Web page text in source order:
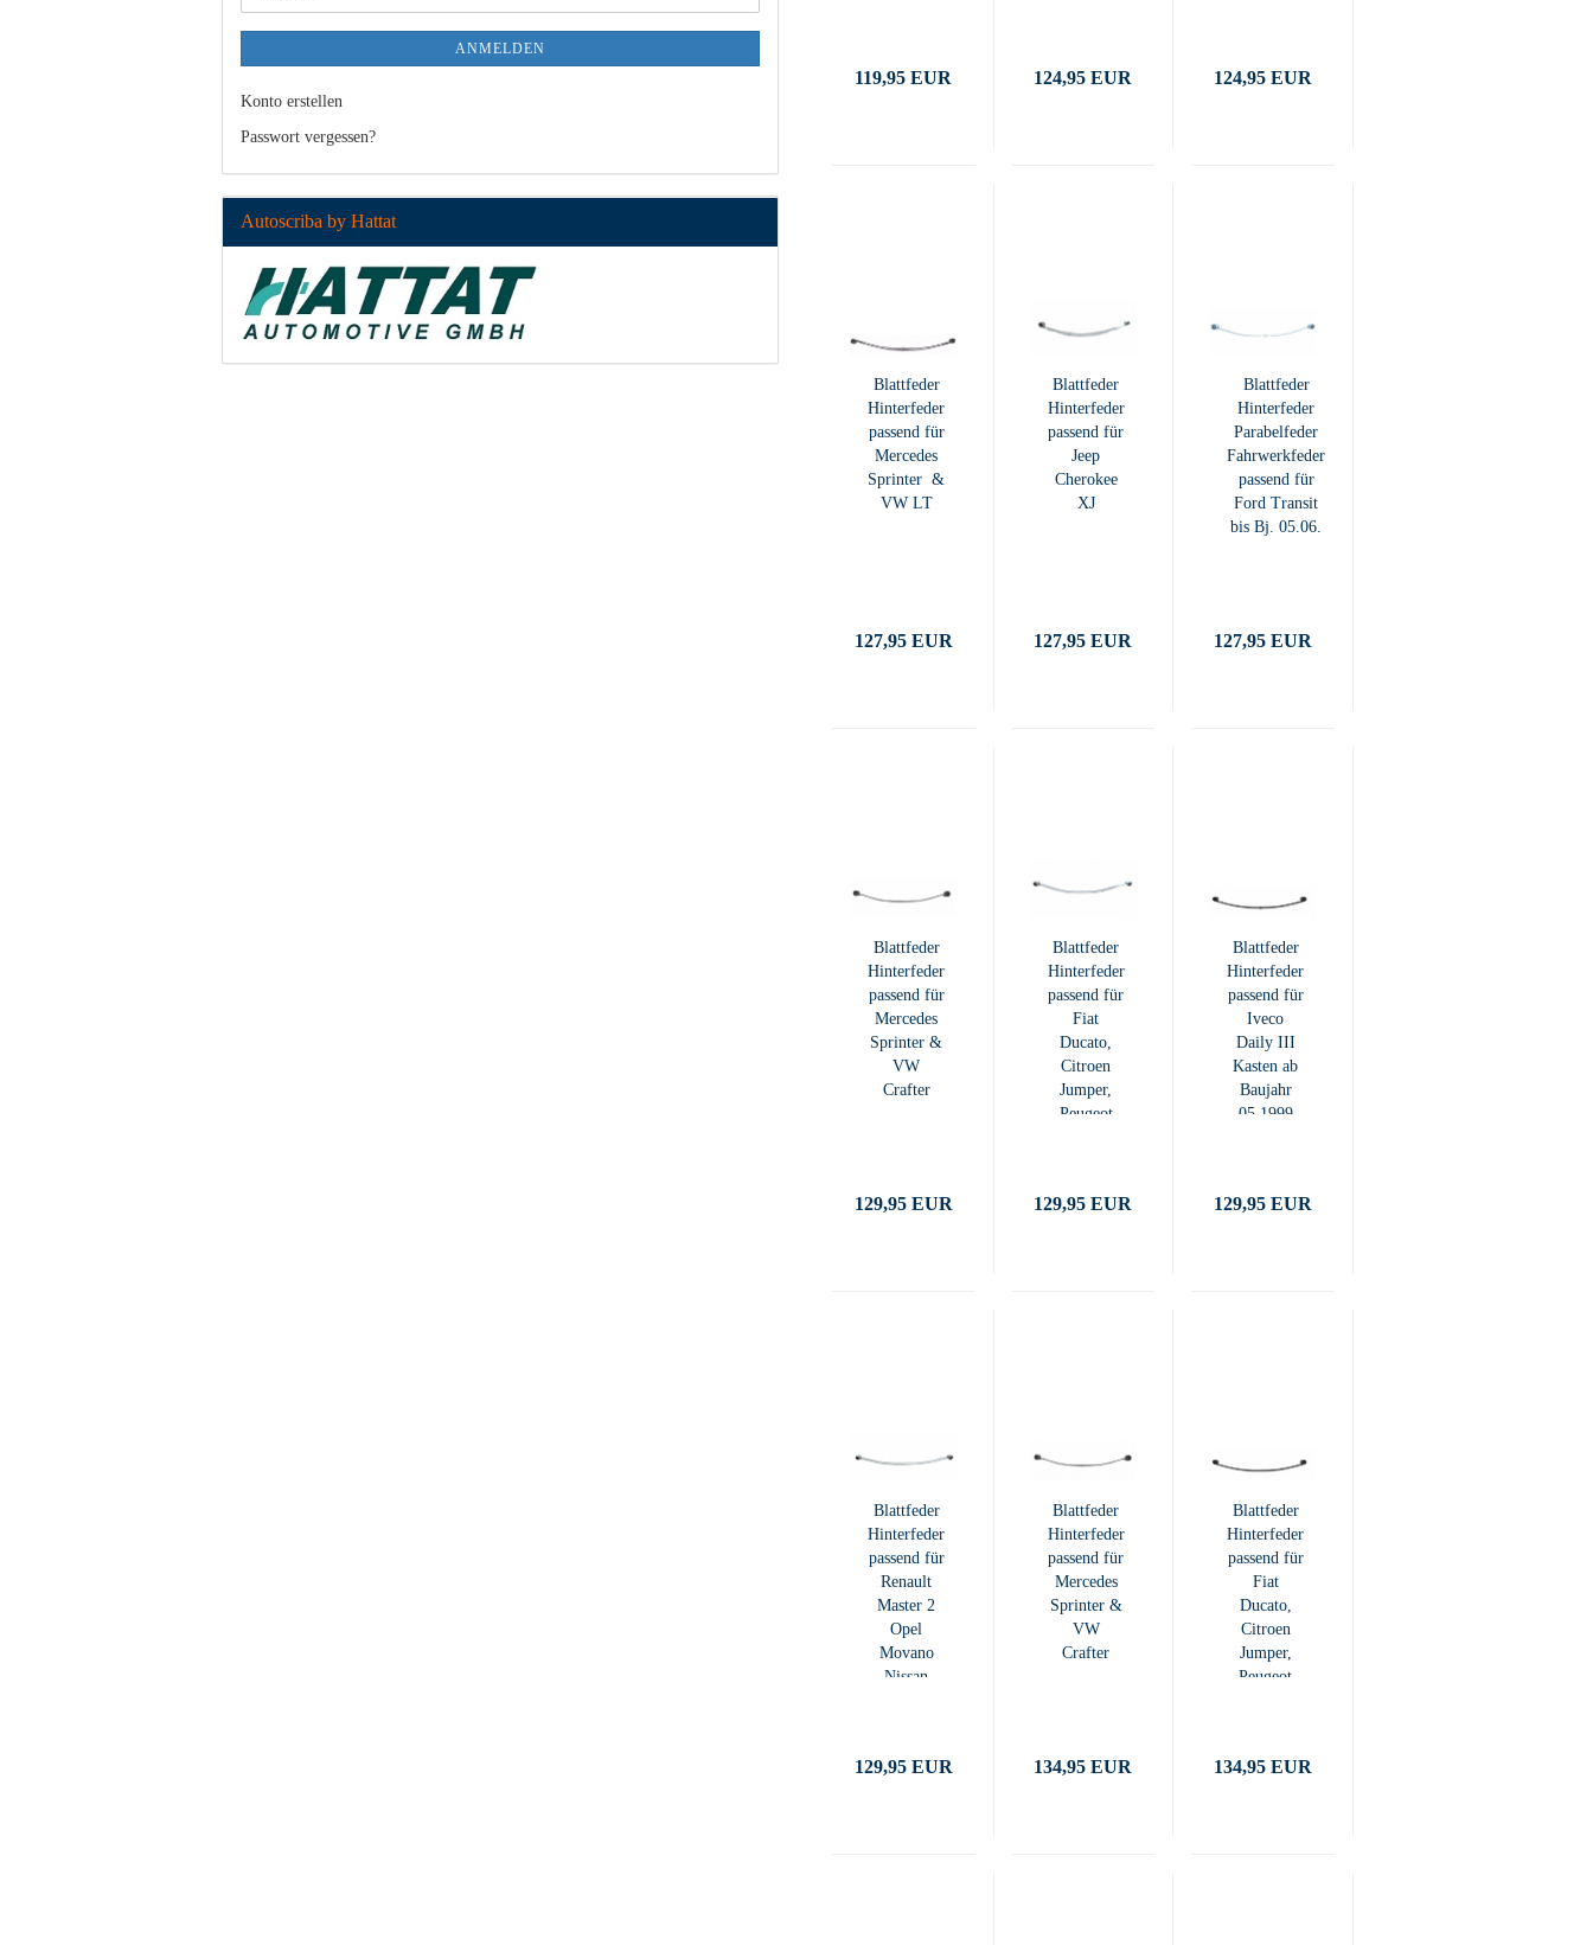
119,95 EUR 124,95 EUR 124,95 EUR
Blattfeder
Hinterfeder
passend für
Mercedes
Sprinter &
VW LT
127,95 EUR
Blattfeder
Hinterfeder
passend für
Jeep
Cherokee
XJ
127,95 EUR
Blattfeder
Hinterfeder
Parabelfeder
Fahrwerkfeder
passend für
Ford Transit
bis Bj. 05.06.
127,95 EUR
Blattfeder
Hinterfeder
passend für
Mercedes
Sprinter &
VW
Crafter
129,95 EUR
Blattfeder
Hinterfeder
passend für
Fiat
Ducato,
Citroen
Jumper,
Peugeot
129,95 EUR
Blattfeder
Hinterfeder
passend für
Iveco
Daily III
Kasten ab
Baujahr
05.1999
129,95 EUR
Blattfeder
Hinterfeder
passend für
Renault
Master 2
Opel
Movano
Nissan
129,95 EUR
Blattfeder
Hinterfeder
passend für
Mercedes
Sprinter &
VW
Crafter
134,95 EUR
Blattfeder
Hinterfeder
passend für
Fiat
Ducato,
Citroen
Jumper,
Peugeot
134,95 EUR
ANMELDEN
Konto erstellen
Passwort vergessen?
Autoscriba by Hattat